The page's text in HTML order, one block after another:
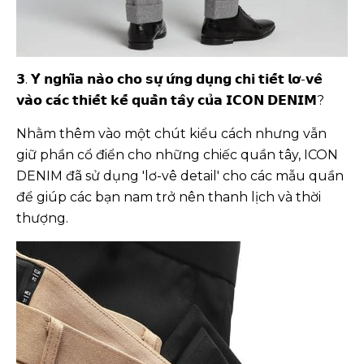
𝟯. 𝗬́ 𝗻𝗴𝗵𝗶̃𝗮 𝗻𝗮̀𝗼 𝗰𝗵𝗼 𝘀𝘂̛̣ 𝘂̛́𝗻𝗴 𝗱𝘂̣𝗻𝗴 𝗰𝗵𝗶 𝘁𝗶𝗲̂́𝘁 𝗹𝗼̛-𝘃𝗲̂
𝘃𝗮̀𝗼 𝗰𝗮́𝗰 𝘁𝗵𝗶𝗲̂́𝘁 𝗸𝗲̂́ 𝗾𝘂𝗮̂̀𝗻 𝘁𝗮̂𝘆 𝗰𝘂̉𝗮 𝗜𝗖𝗢𝗡 𝗗𝗘𝗡𝗜𝗠?
Nhằm thêm vào một chút kiểu cách nhưng vẫn
giữ phần cổ điển cho những chiếc quần tây, ICON
DENIM đã sử dụng 'lơ-vê detail' cho các mẫu quần
để giúp các bạn nam trở nên thanh lịch và thời
thượng.